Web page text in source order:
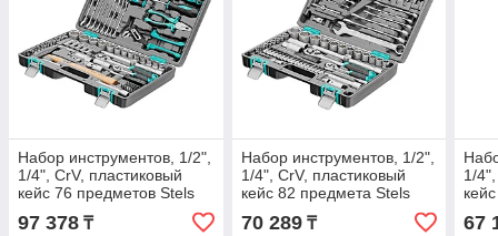
Набор инструментов, 1/2",
1/4", CrV, пластиковый
кейс 76 предметов Stels
97 378 ₸
Набор инструментов, 1/2",
1/4", CrV, пластиковый
кейс 82 предмета Stels
70 289₸
1/
67